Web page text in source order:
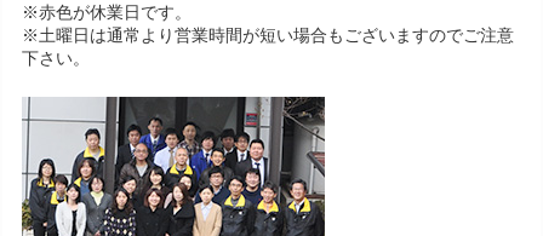
※赤色が休業日です。
※土曜日は通常より営業時間が短い場合もございますのでご注意
下さい。